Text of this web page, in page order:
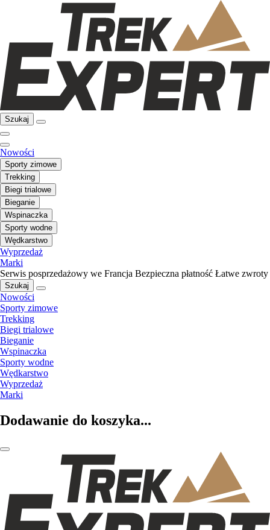
Szukaj
Nowości
Sporty zimowe
Trekking
Biegi trialowe
Bieganie
Wspinaczka
Sporty wodne
Wędkarstwo
Wyprzedaż
Marki
Serwis posprzedażowy we Francja Bezpieczna płatność Łatwe zwroty
Szukaj
Nowości
Sporty zimowe
Trekking
Biegi trialowe
Bieganie
Wspinaczka
Sporty wodne
Wędkarstwo
Wyprzedaż
Marki
Dodawanie do koszyka...